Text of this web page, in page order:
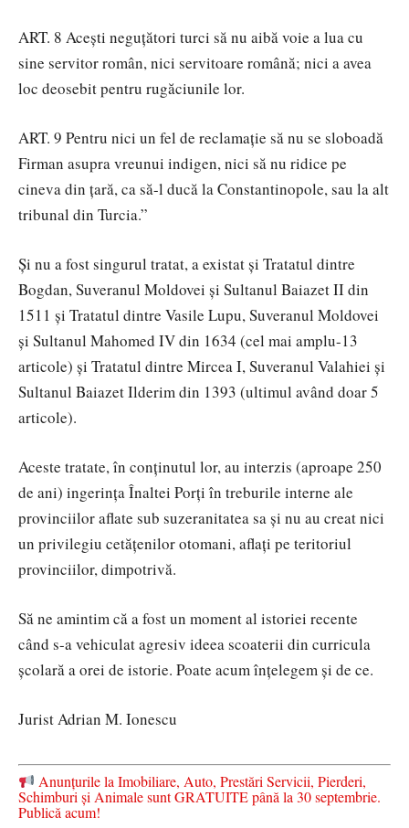
ART. 8 Aceşti neguţători turci să nu aibă voie a lua cu
sine servitor român, nici servitoare română; nici a avea
loc deosebit pentru rugăciunile lor.
ART. 9 Pentru nici un fel de reclamaţie să nu se sloboadă
Firman asupra vreunui indigen, nici să nu ridice pe
cineva din ţară, ca să-l ducă la Constantinopole, sau la alt
tribunal din Turcia.”
Şi nu a fost singurul tratat, a existat şi Tratatul dintre
Bogdan, Suveranul Moldovei şi Sultanul Baiazet II din
1511 şi Tratatul dintre Vasile Lupu, Suveranul Moldovei
şi Sultanul Mahomed IV din 1634 (cel mai amplu-13
articole) şi Tratatul dintre Mircea I, Suveranul Valahiei şi
Sultanul Baiazet Ilderim din 1393 (ultimul având doar 5
articole).
Aceste tratate, în conţinutul lor, au interzis (aproape 250
de ani) ingerinţa Înaltei Porţi în treburile interne ale
provinciilor aflate sub suzeranitatea sa şi nu au creat nici
un privilegiu cetăţenilor otomani, aflaţi pe teritoriul
provinciilor, dimpotrivă.
Să ne amintim că a fost un moment al istoriei recente
când s-a vehiculat agresiv ideea scoaterii din curricula
şcolară a orei de istorie. Poate acum înţelegem şi de ce.
Jurist Adrian M. Ionescu
Anunțurile la Imobiliare, Auto, Prestări Servicii, Pierderi,
Schimburi și Animale sunt GRATUITE până la 30 septembrie.
Publică acum!